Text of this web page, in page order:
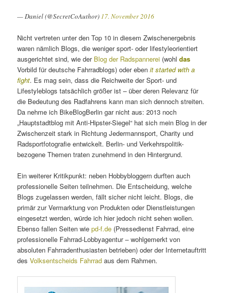
— Daniel (@SecretCoAuthor) 17. November 2016
Nicht vertreten unter den Top 10 in diesem Zwischenergebnis
waren nämlich Blogs, die weniger sport- oder lifestyleorientiert
ausgerichtet sind, wie der Blog der Radspannerei (wohldas
Vorbild für deutsche Fahrradblogs) oder ebenit started with a
fight. Es mag sein, dass die Reichweite der Sport- und
Lifestyleblogs tatsächlich größer ist – über deren Relevanz für
die Bedeutung des Radfahrens kann man sich dennoch streiten.
Da nehme ich BikeBlogBerlin gar nicht aus: 2013 noch
„Hauptstadtblog mit Anti-Hipster-Siegel“ hat sich mein Blog in der
Zwischenzeit stark in Richtung Jedermannsport, Charity und
Radsportfotografie entwickelt. Berlin- und Verkehrspolitik-
bezogene Themen traten zunehmend in den Hintergrund.
Ein weiterer Kritikpunkt: neben Hobbybloggern durften auch
professionelle Seiten teilnehmen. Die Entscheidung, welche
Blogs zugelassen werden, fällt sicher nicht leicht. Blogs, die
primär zur Vermarktung von Produkten oder Dienstleistungen
eingesetzt werden, würde ich hier jedoch nicht sehen wollen.
Ebenso fallen Seiten wiepd-f.de (Pressedienst Fahrrad, eine
professionelle Fahrrad-Lobbyagentur – wohlgemerkt von
absoluten Fahrradenthusiasten betrieben) oder der Internetauftritt
desVolksentscheids Fahrrad aus dem Rahmen.